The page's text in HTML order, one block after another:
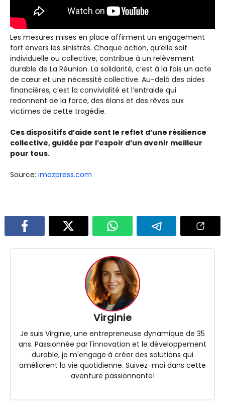
Les mesures mises en place affirment un engagement
fort envers les sinistrés. Chaque action, qu’elle soit
individuelle ou collective, contribue à un relèvement
durable de La Réunion. La solidarité, c’est à la fois un acte
de cœur et une nécessité collective. Au-delà des aides
financières, c’est la convivialité et l’entraide qui
redonnent de la force, des élans et des rêves aux
victimes de cette tragédie.
Ces dispositifs d’aide sont le reflet d’une résilience
collective, guidée par l’espoir d’un avenir meilleur
pour tous.
Source: imazpress.com
Virginie
Je suis Virginie, une entrepreneuse dynamique de 35
ans. Passionnée par l'innovation et le développement
durable, je m'engage à créer des solutions qui
améliorent la vie quotidienne. Suivez-moi dans cette
aventure passionnante!